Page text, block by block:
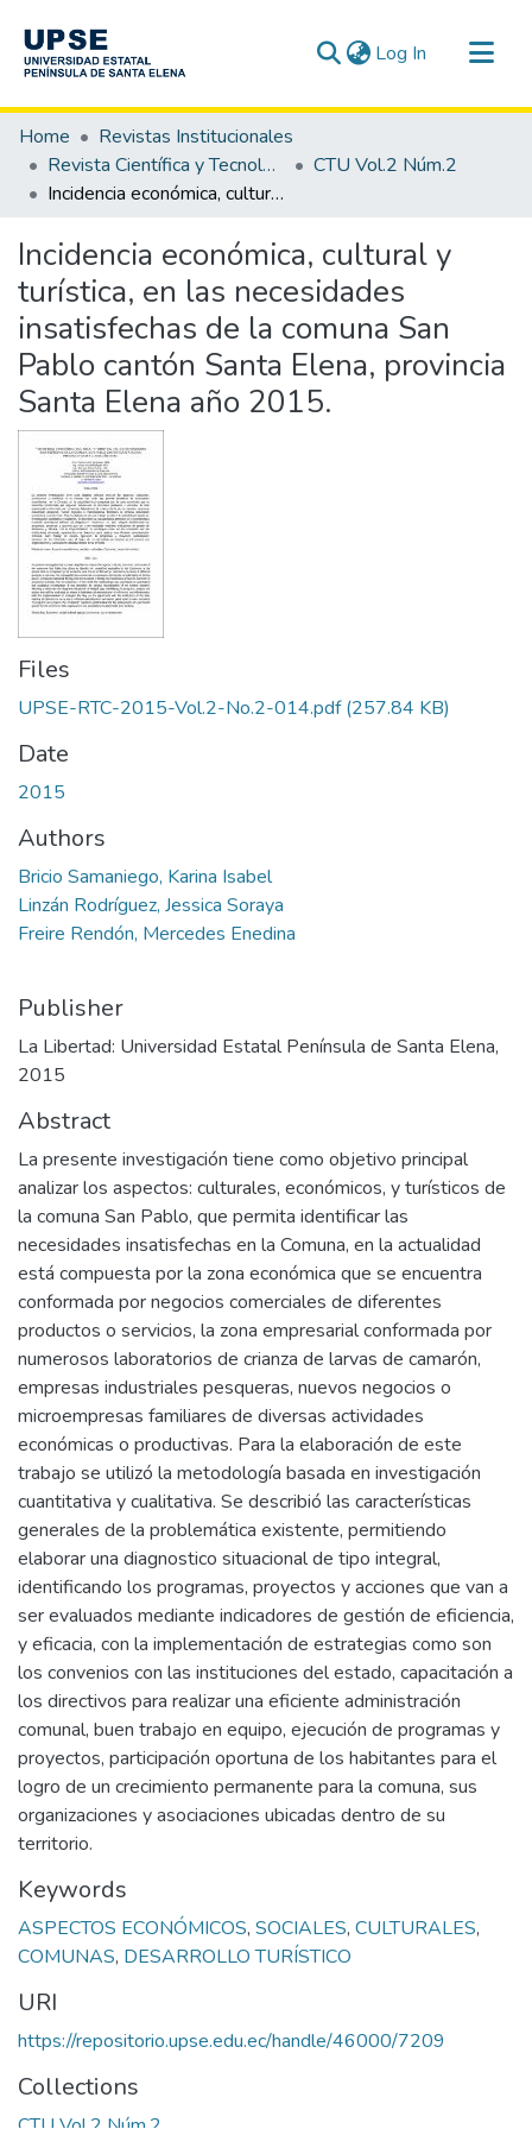
Log In (current)
Communities & Collections
All of DSpace
Statistics
Home
Revistas Institucionales
Revista Científica y Tecnológica UPSE - CTU
CTU Vol.2 Núm.2
Incidencia económica, cultural y turística, en las necesidades insatisfechas de la comuna San Pablo cantón Santa Elena, provincia Santa Elena año 2015.
Incidencia económica, cultural y
turística, en las necesidades
insatisfechas de la comuna San
Pablo cantón Santa Elena, provincia
Santa Elena año 2015.
Files
UPSE-RTC-2015-Vol.2-No.2-014.pdf(257.84 KB)
Date
2015
Authors
Bricio Samaniego, Karina Isabel
Linzán Rodríguez, Jessica Soraya
Freire Rendón, Mercedes Enedina
Publisher
La Libertad: Universidad Estatal Península de Santa Elena,
2015
Abstract
La presente investigación tiene como objetivo principal
analizar los aspectos: culturales, económicos, y turísticos de
la comuna San Pablo, que permita identificar las
necesidades insatisfechas en la Comuna, en la actualidad
está compuesta por la zona económica que se encuentra
conformada por negocios comerciales de diferentes
productos o servicios, la zona empresarial conformada por
numerosos laboratorios de crianza de larvas de camarón,
empresas industriales pesqueras, nuevos negocios o
microempresas familiares de diversas actividades
económicas o productivas. Para la elaboración de este
trabajo se utilizó la metodología basada en investigación
cuantitativa y cualitativa. Se describió las características
generales de la problemática existente, permitiendo
elaborar una diagnostico situacional de tipo integral,
identificando los programas, proyectos y acciones que van a
ser evaluados mediante indicadores de gestión de eficiencia,
y eficacia, con la implementación de estrategias como son
los convenios con las instituciones del estado, capacitación a
los directivos para realizar una eficiente administración
comunal, buen trabajo en equipo, ejecución de programas y
proyectos, participación oportuna de los habitantes para el
logro de un crecimiento permanente para la comuna, sus
organizaciones y asociaciones ubicadas dentro de su
territorio.
Keywords
ASPECTOS ECONÓMICOS, SOCIALES, CULTURALES,
COMUNAS, DESARROLLO TURÍSTICO
URI
https://repositorio.upse.edu.ec/handle/46000/7209
Collections